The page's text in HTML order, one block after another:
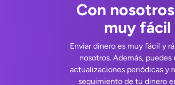
Con
muy fácil
Enviar dinero es muy fácil y
nosotros. Además, puedes
actualizaciones periódicas y
seguimiento de tu dinero